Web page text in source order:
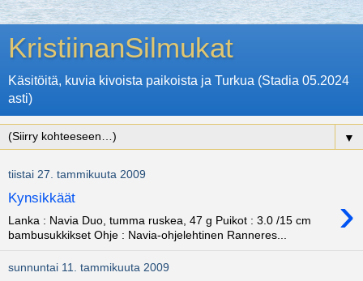
KristiinanSilmukat
Käsitöitä, kuvia kivoista paikoista ja Turkua (Stadia 05.2024
asti)
▼
tiistai 27. tammikuuta 2009
Kynsikkäät ›
Lanka : Navia Duo, tumma ruskea, 47 g Puikot : 3.0 /15 cm
bambusukkikset Ohje : Navia-ohjelehtinen Ranneres...
sunnuntai 11. tammikuuta 2009